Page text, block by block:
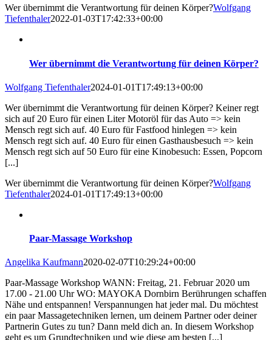
Wer übernimmt die Verantwortung für deinen Körper?Wolfgang
Tiefenthaler2022-01-03T17:42:33+00:00
Wer übernimmt die Verantwortung für deinen Körper?
Wolfgang Tiefenthaler2024-01-01T17:49:13+00:00
Wer übernimmt die Verantwortung für deinen Körper? Keiner regt
sich auf 20 Euro für einen Liter Motoröl für das Auto => kein
Mensch regt sich auf. 40 Euro für Fastfood hinlegen => kein
Mensch regt sich auf. 40 Euro für einen Gasthausbesuch => kein
Mensch regt sich auf 50 Euro für eine Kinobesuch: Essen, Popcorn
[...]
Wer übernimmt die Verantwortung für deinen Körper?Wolfgang
Tiefenthaler2024-01-01T17:49:13+00:00
Paar-Massage Workshop
Angelika Kaufmann2020-02-07T10:29:24+00:00
Paar-Massage Workshop WANN: Freitag, 21. Februar 2020 um
17.00 - 21.00 Uhr WO: MAYOKA Dornbirn Berührungen schaffen
Nähe und entspannen! Verspannungen hat jeder mal. Du möchtest
ein paar Massagetechniken lernen, um deinem Partner oder deiner
Partnerin Gutes zu tun? Dann meld dich an. In diesem Workshop
geht es um Grundtechniken und wie diese am besten [...]